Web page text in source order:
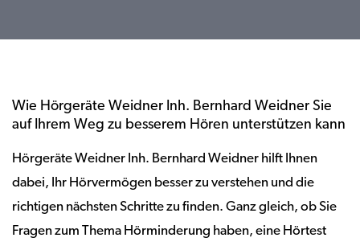
Wie Hörgeräte Weidner Inh. Bernhard Weidner Sie
auf Ihrem Weg zu besserem Hören unterstützen kann
Hörgeräte Weidner Inh. Bernhard Weidner hilft Ihnen
dabei, Ihr Hörvermögen besser zu verstehen und die
richtigen nächsten Schritte zu finden. Ganz gleich, ob Sie
Fragen zum Thema Hörminderung haben, eine Hörtest